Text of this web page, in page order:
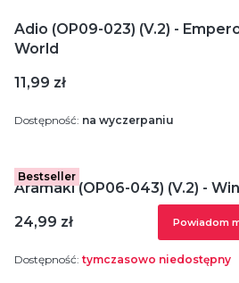
Adio (OP09-023) (V.2) -
World
Cena
11,99 zł
Dostępność: na wyczerpaniu
Bestseller
Aramaki (OP06-043) (V.2) -
Cena
24,99 zł Powiadom
Dostępność: tymczasowo niedostępny